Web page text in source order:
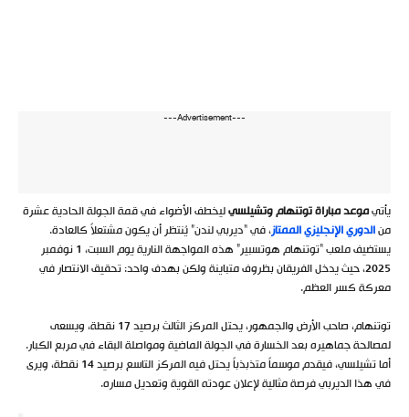
---Advertisement---
يأتيموعد مباراة توتنهام وتشيلسيليخطف الأضواء في قمة الجولة الحادية عشرة
منالدوري الإنجليزي الممتاز، في “ديربي لندن” يُنتظر أن يكون مشتعلاً كالعادة.
يستضيف ملعب “توتنهام هوتسبير” هذه المواجهة النارية يوم السبت، 1 نوفمبر
2025، حيث يدخل الفريقان بظروف متباينة ولكن بهدف واحد: تحقيق الانتصار في
معركة كسر العظم.
توتنهام، صاحب الأرض والجمهور، يحتل المركز الثالث برصيد 17 نقطة، ويسعى
لمصالحة جماهيره بعد الخسارة في الجولة الماضية ومواصلة البقاء في مربع الكبار.
أما تشيلسي، فيقدم موسماً متذبذباً يحتل فيه المركز التاسع برصيد 14 نقطة، ويرى
في هذا الديربي فرصة مثالية لإعلان عودته القوية وتعديل مساره.